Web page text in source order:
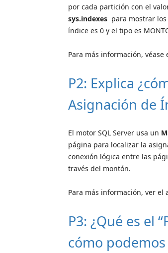
por cada partición con el
sys.indexes para mostrar
índice es 0 y el tipo es
Para más información, véase
P2: Explica
Asignación de
El motor SQL Server usa un
página para localizar la
conexión lógica entre las
través del montón.
Para más información, ver el
P3: ¿Qué es el
cómo